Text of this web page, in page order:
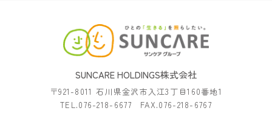
SUNCARE HOLDINGS株式会社
〒921-8011 石川県金沢市入江3丁目160番地1
TEL.076-218-6677 FAX.076-218-6767